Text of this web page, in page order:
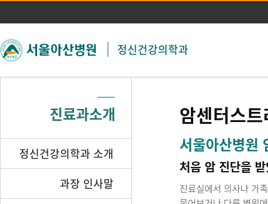
주메뉴 바로가기
본문 바로가기
정신건강의학과
진료과소개
정신건강의학과 소개
과장 인사말
암센터스
서울아산병원
처음 암 진단을
진료실에서 의사나 가